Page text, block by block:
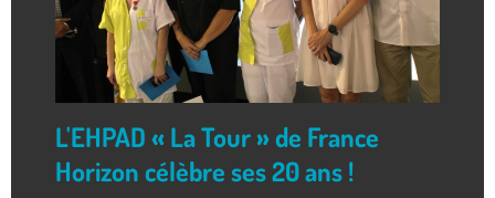
L'EHPAD « La Tour » de France
Horizon célèbre ses 20 ans !